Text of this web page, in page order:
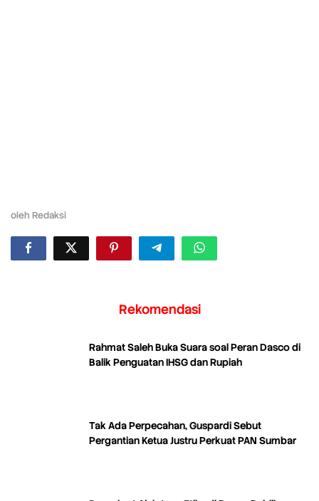
oleh Redaksi
Rekomendasi
Rahmat Saleh Buka Suara soal Peran Dasco di
Balik Penguatan IHSG dan Rupiah
Tak Ada Perpecahan, Guspardi Sebut
Pergantian Ketua Justru Perkuat PAN Sumbar